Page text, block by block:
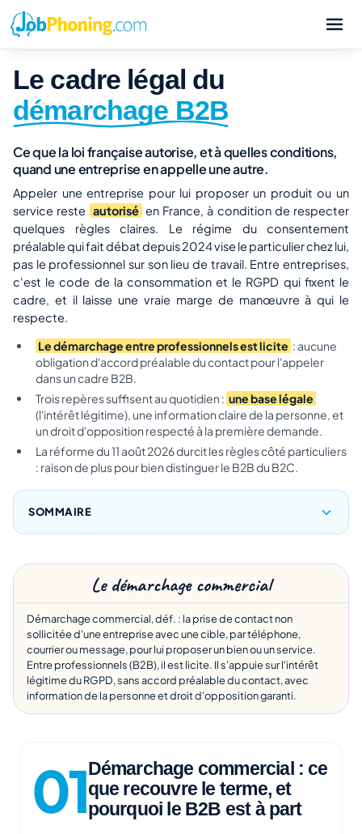
Le cadre légal du
démarchage B2B
Ce que la loi française autorise, et à quelles conditions,
quand une entreprise en appelle une autre.
Appeler une entreprise pour lui proposer un produit ou un
service reste autorisé en France, à condition de respecter
quelques règles claires. Le régime du consentement
préalable qui fait débat depuis 2024 vise le particulier chez lui,
pas le professionnel sur son lieu de travail. Entre entreprises,
c'est le code de la consommation et le RGPD qui fixent le
cadre, et il laisse une vraie marge de manœuvre à qui le
respecte.
Le démarchage entre professionnels est licite : aucune
obligation d'accord préalable du contact pour l'appeler
dans un cadre B2B.
Trois repères suffisent au quotidien : une base légale
(l'intérêt légitime), une information claire de la personne, et
un droit d'opposition respecté à la première demande.
La réforme du 11 août 2026 durcit les règles côté particuliers
: raison de plus pour bien distinguer le B2B du B2C.
SOMMAIRE
Le démarchage commercial
Démarchage commercial, déf. : la prise de contact non
sollicitée d'une entreprise avec une cible, par téléphone,
courrier ou message, pour lui proposer un bien ou un service.
Entre professionnels (B2B), il est licite. Il s'appuie sur l'intérêt
légitime du RGPD, sans accord préalable du contact, avec
information de la personne et droit d'opposition garanti.
Démarchage commercial : ce
que recouvre le terme, et
pourquoi le B2B est à part